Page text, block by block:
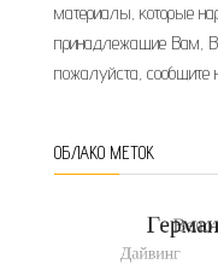
материалы, которые
принадлежащие Вам,
пожалуйста, сообщите
ОБЛАКО МЕТОК